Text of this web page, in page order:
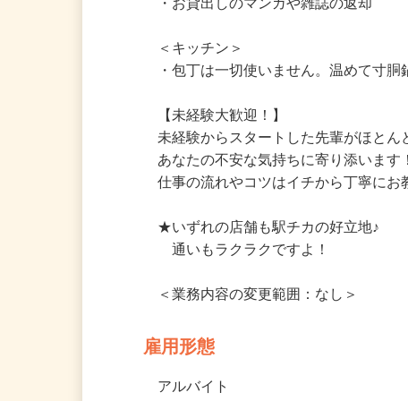
・共用スペースやシャワールームな
＜キッチン＞
【未経験大歓迎！】
未経験からスタートした先輩がほとん
あなたの不安な気持ちに寄り添いま
★いずれの店舗も駅チカの好立地♪
雇用形態